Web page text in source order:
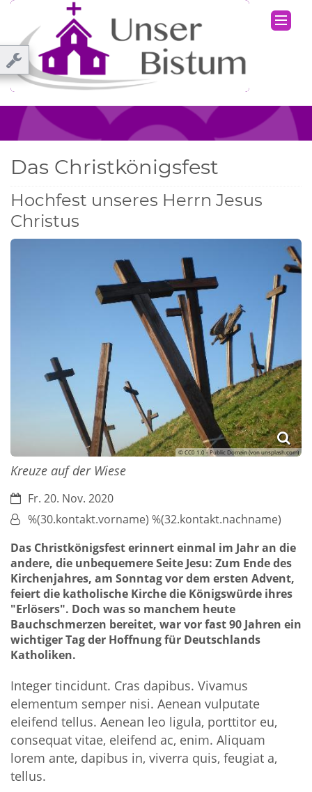
Das Christkönigsfest
Hochfest unseres Herrn Jesus
Christus
© CC0 1.0 - Public Domain (von unsplash.com)
Kreuze auf der Wiese
Datum:Fr. 20. Nov. 2020
Von:%(30.kontakt.vorname) %(32.kontakt.nachname)
Das Christkönigsfest erinnert einmal im Jahr an die
andere, die unbequemere Seite Jesu: Zum Ende des
Kirchenjahres, am Sonntag vor dem ersten Advent,
feiert die katholische Kirche die Königswürde ihres
"Erlösers". Doch was so manchem heute
Bauchschmerzen bereitet, war vor fast 90 Jahren ein
wichtiger Tag der Hoffnung für Deutschlands
Katholiken.
Integer tincidunt. Cras dapibus. Vivamus
elementum semper nisi. Aenean vulputate
eleifend tellus. Aenean leo ligula, porttitor eu,
consequat vitae, eleifend ac, enim. Aliquam
lorem ante, dapibus in, viverra quis, feugiat a,
tellus.